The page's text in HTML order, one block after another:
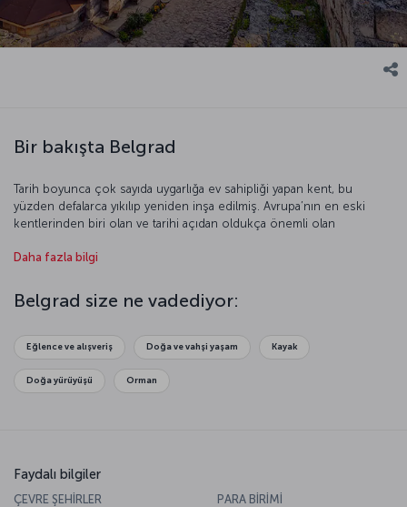
Bir bakışta Belgrad
Tarih boyunca çok sayıda uygarlığa ev sahipliği yapan kent, bu
yüzden defalarca yıkılıp yeniden inşa edilmiş. Avrupa’nın en eski
kentlerinden biri olan ve tarihi açıdan oldukça önemli olan
söylemek yanlış olmaz. Kent, doğal güzelliklerinin yanı sıra mimari ve
ve eşsiz kentini daha yakından tanıma fırsatını kaçırmayın.
Daha fazla bilgi
Belgrad size ne vadediyor:
Eğlence ve alışveriş Doğa ve vahşi yaşam Kayak
Doğa yürüyüşü Orman
Faydalı bilgiler
ÇEVRE ŞEHİRLER
PARA BİRİMİ